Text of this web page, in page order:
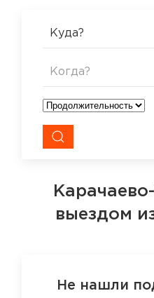
Куда?
Когда?
выездом
Не нашли